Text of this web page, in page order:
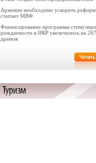
Армении необходимо ускорить
считает МВФ
Финансирование программы
рождаемости в НКР увеличилось на
драмов